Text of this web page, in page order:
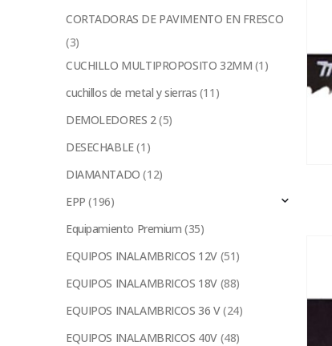
CORTADORAS DE PAVIMENTO EN FRESCO
(3)
CUCHILLO MULTIPROPOSITO 32MM (1)
cuchillos de metal y sierras (11)
DEMOLEDORES 2(5)
DESECHABLE(1)
DIAMANTADO (12)
EPP (196)
Equipamiento Premium (35)
EQUIPOS INALAMBRICOS 12V (51)
EQUIPOS INALAMBRICOS 18V (88)
EQUIPOS INALAMBRICOS 36 V(24)
EQUIPOS INALAMBRICOS 40V (48)